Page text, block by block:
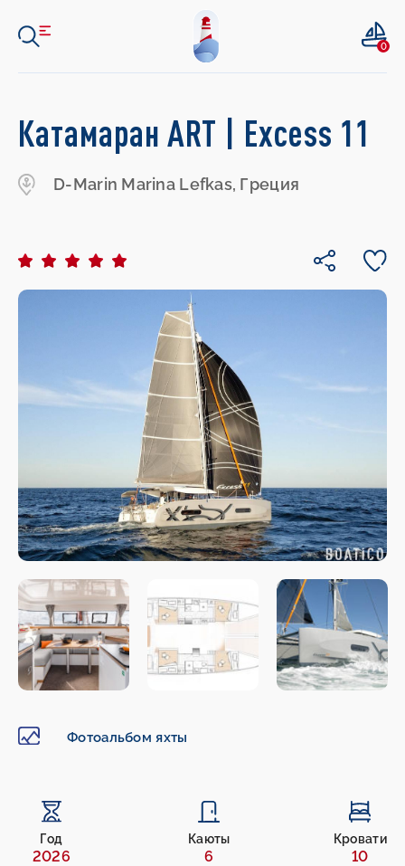
0
Катамаран ART | Excess 11
D-Marin Marina Lefkas, Греция
Фотоальбом яхты
Год
2026
Каюты
6
Кровати
10